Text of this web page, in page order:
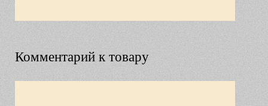
Комментарий к товару